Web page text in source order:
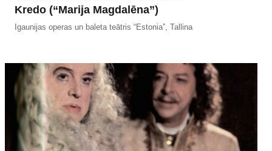
Kredo (“Marija Magdalēna”)
Igaunijas operas un baleta teātris “Estonia”, Tallina